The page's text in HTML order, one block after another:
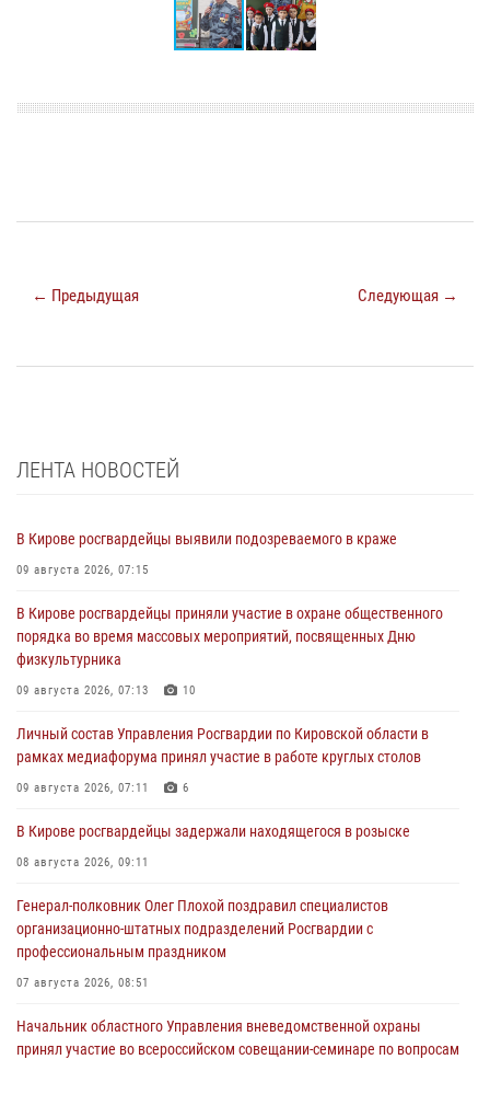
← Предыдущая Следующая →
ЛЕНТА НОВОСТЕЙ
В Кирове росгвардейцы выявили подозреваемого в краже
09 августа 2026, 07:15
В Кирове росгвардейцы приняли участие в охране общественного
порядка во время массовых мероприятий, посвященных Дню
физкультурника
09 августа 2026, 07:13 10
Личный состав Управления Росгвардии по Кировской области в
рамках медиафорума принял участие в работе круглых столов
09 августа 2026, 07:11 6
В Кирове росгвардейцы задержали находящегося в розыске
08 августа 2026, 09:11
Генерал-полковник Олег Плохой поздравил специалистов
организационно-штатных подразделений Росгвардии с
профессиональным праздником
07 августа 2026, 08:51
Начальник областного Управления вневедомственной охраны
принял участие во всероссийском совещании-семинаре по вопросам